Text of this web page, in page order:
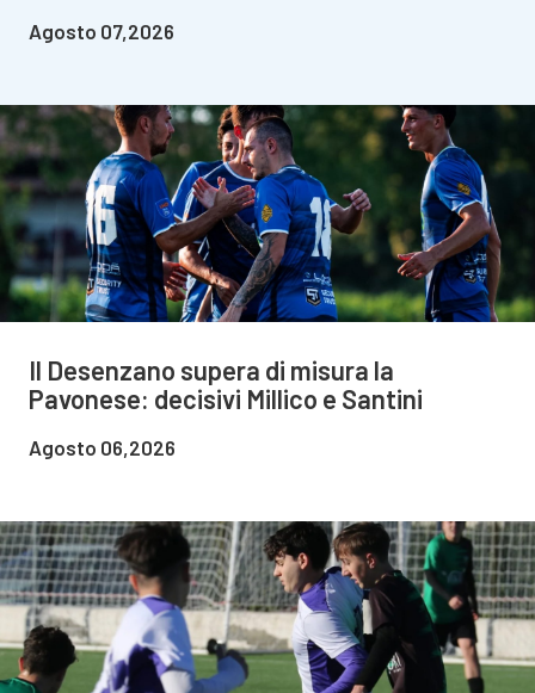
Agosto 07,2026
Il Desenzano supera di misura la
Pavonese: decisivi Millico e Santini
Agosto 06,2026